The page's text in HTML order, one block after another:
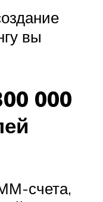
вы
000
счета,